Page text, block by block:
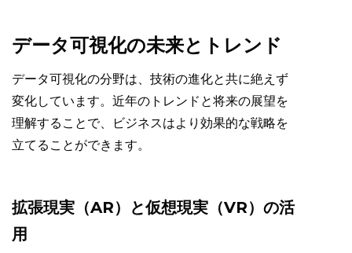
データ可視化の未来とトレンド
データ可視化の分野は、技術の進化と共に絶えず
変化しています。近年のトレンドと将来の展望を
理解することで、ビジネスはより効果的な戦略を
立てることができます。
拡張現実（AR）と仮想現実（VR）の活
用